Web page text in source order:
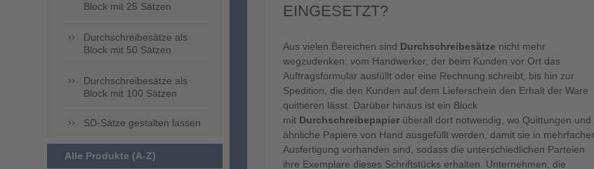
Block mit 25 Sätzen
Durchschreibesätze als
Block mit 50 Sätzen
Durchschreibesätze als
Block mit 100 Sätzen
SD-Sätze gestalten lassen
Alle Produkte (A-Z)
EINGESETZT?
Aus vielen Bereichen sind Durchschreibesätze nicht mehr
wegzudenken: vom Handwerker, der beim Kunden vor Ort das
Auftragsformular ausfüllt oder eine Rechnung schreibt, bis hin zur
Spedition, die den Kunden auf dem Lieferschein den Erhalt der Ware
quittieren lässt. Darüber hinaus ist ein Block
mit Durchschreibepapier überall dort notwendig, wo Quittungen und
ähnliche Papiere von Hand ausgefüllt werden, damit sie in mehrfacher
Ausfertigung vorhanden sind, sodass die unterschiedlichen Parteien
ihre Exemplare dieses Schriftstücks erhalten. Unternehmen, die